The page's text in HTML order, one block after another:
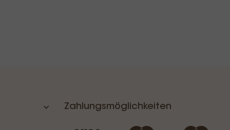
Zahlungsmöglichkeiten